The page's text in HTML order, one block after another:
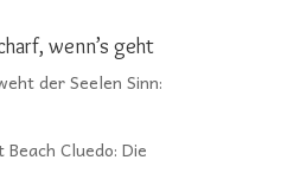
wenn’s geht
der Seelen Sinn:
Beach Cluedo: Die